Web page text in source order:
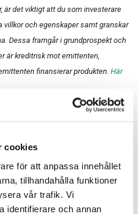
cookies
för att anpassa innehållet
tillhandahålla funktioner
vår trafik. Vi
identifierare och annan
är det viktigt att du som investerare
och egenskaper samt granskar
Dessa framgår i grundprospekt och
är kreditrisk mot emittenten,
finansierar produkten. Här
avkastning. En investering i värdepapper/fonder
av förändringar i valutakursen. Vi reserverar
egna och skall inte ses som investeringsråd